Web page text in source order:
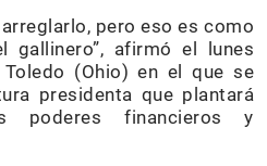
pero eso es como
gallinero”, afirmó el lunes
(Ohio) en el que se
presidenta que plantará
poderes financieros y